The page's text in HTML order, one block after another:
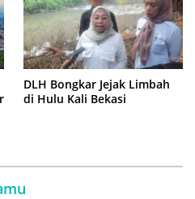
DLH Bongkar Jejak Limbah
di Hulu Kali Bekasi